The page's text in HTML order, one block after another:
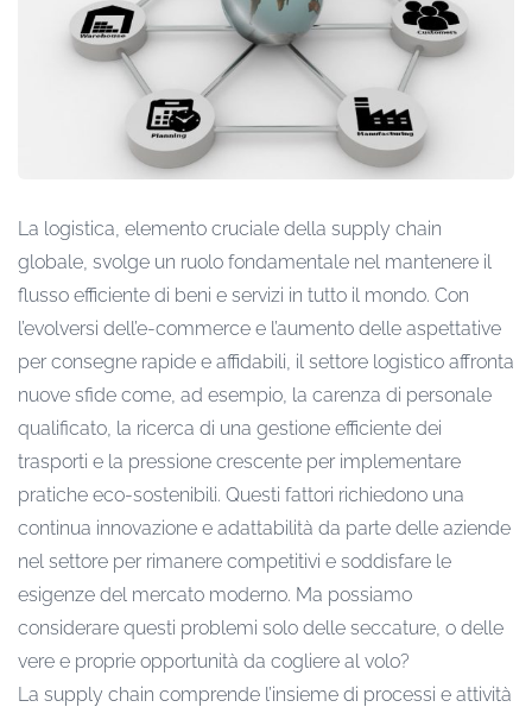
La logistica, elemento cruciale della supply chain
globale, svolge un ruolo fondamentale nel mantenere il
flusso efficiente di beni e servizi in tutto il mondo. Con
l’evolversi dell’e-commerce e l’aumento delle aspettative
per consegne rapide e affidabili, il settore logistico affronta
nuove sfide come, ad esempio, la carenza di personale
qualificato, la ricerca di una gestione efficiente dei
trasporti e la pressione crescente per implementare
pratiche eco-sostenibili. Questi fattori richiedono una
continua innovazione e adattabilità da parte delle aziende
nel settore per rimanere competitivi e soddisfare le
esigenze del mercato moderno. Ma possiamo
considerare questi problemi solo delle seccature, o delle
vere e proprie opportunità da cogliere al volo?
La supply chain comprende l’insieme di processi e attività